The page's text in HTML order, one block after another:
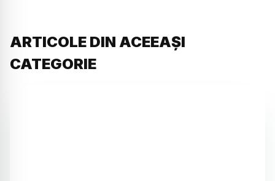
ARTICOLE DIN ACEEAȘI
CATEGORIE